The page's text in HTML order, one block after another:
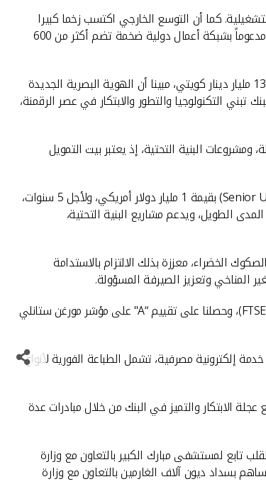
كما أن التوسع الخارجي اكتسب زخما كبيرا
ونقلة مهمة لبيت التمويل الكويتي، الذي أصبح كيانا مصرفيا عملاقاً يتواجد في 8 دول حول العالم أبرزها الكويت والبحرين ومصر وتركيا وبريطانيا وألمانيا، مدعوماً بشبكة أعمال دولية ضخمة تضم أكثر من 600
وأوضح الشملان أن بيت التمويل الكويتي واصل تصدره كافة البنوك والشركات الكويتية المدرجة في بورصة الكويت من حيث القيمة السوقية التي تفوق 13 مليار دينار كويتي، مبينا أن الهوية البصرية الجديدة
التكنولوجيا والتطور والابتكار في عصر الرقمنة،
البنية التحتية، إذ يعتبر بيت التمويل
وأضاف الشملان ان بيت التمويل الكويتي سعى إلى تنويع مصادر التمويل من خلال نجاحه في الإصدار الثاني لصكوك ذات أولوية غير مضمونة (Senior Unsecured) بقيمة 1 مليار دولار أمريكي، ولأجل 5 سنوات،
بيت التمويل لكويتي على المدى الطويل، ويدعم مشاريع البنية التحتية،
الخضراء، معززة بذلك الالتزام بالاستدامة
وقال الشملان: "في السياق ذاته، حظيت جهودنا في مجال الاستدامة باعتراف عالمي بما في ذلك إدراجنا في سلسلة مؤشرات "فوتسي 4 جود" (FTSE4Good)، وحصلنا على تقييم “A" على مؤشر مورغن ستانلي
وأشار الى ان بيت التمويل الكويتي يواصل تعزيز تجربة العملاء من خلال طرح حلول رقمية مبتكرة، مبينا ان قنوات البنك الرقمية توفر للعملاء أكثر من 200 خدمة إلكترونية مصرفية، تشمل الطباعة الفورية لأنواع
الابتكار والتميز في البنك من خلال مبادرات عدة
مليون دينار لبناء وتجهيز مركز لأمراض وأبحاث القلب تابع لمستشفى مبارك الكبير بالتعاون مع وزارة
قد ساهم بسداد ديون آلاف الغارمين بالتعاون مع وزارة